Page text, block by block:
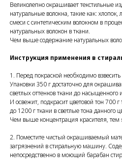
Великолепно окрашивает текстильные
натуральные волокна, такие как: хлопок,
смеси с синтетическим волокном в
натуральных волокон в ткани.
Чем выше содержание натуральных
Инструкция применения в
1. Перед покраской необходимо
Упаковки 350 г достаточно для
светлых оттенков ткани до насыщенного
И освежит, подкрасит цветовой тон 700
до 1200 г ткани в светлые тона данного
Чем выше концентрация красителя,
2. Поместите чистый окрашиваемый
загрязнений в стиральную машину.
непосредственно в моющий барабан